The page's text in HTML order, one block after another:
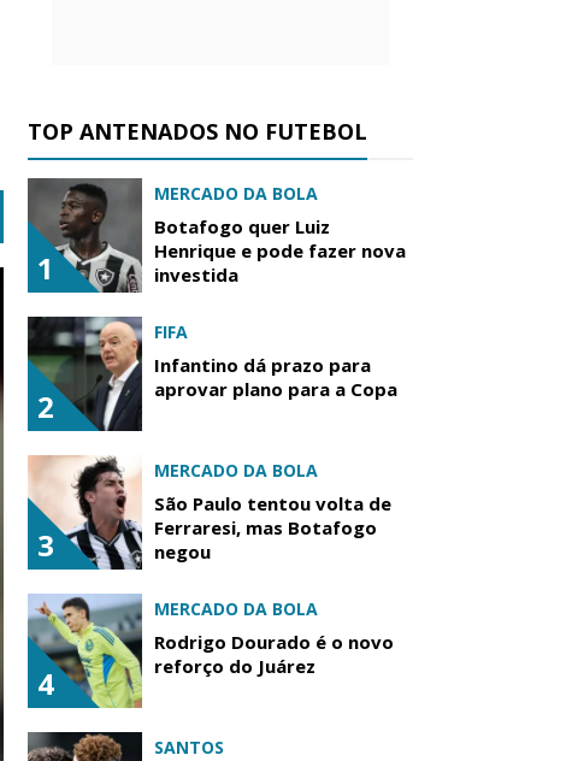
TOP ANTENADOS NO FUTEBOL
1
MERCADO DA BOLA
Botafogo quer Luiz
Henrique e pode fazer nova
investida
2
FIFA
Infantino dá prazo para
aprovar plano para a Copa
3
MERCADO DA BOLA
São Paulo tentou volta de
Ferraresi, mas Botafogo
negou
4
MERCADO DA BOLA
Rodrigo Dourado é o novo
reforço do Juárez
SANTOS